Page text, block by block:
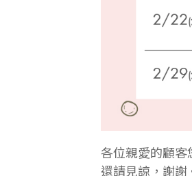
各位親愛的顧
還請見諒，謝謝